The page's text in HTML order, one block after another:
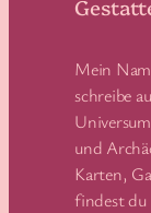
Mein
schreibe
und
Karten,
findest du